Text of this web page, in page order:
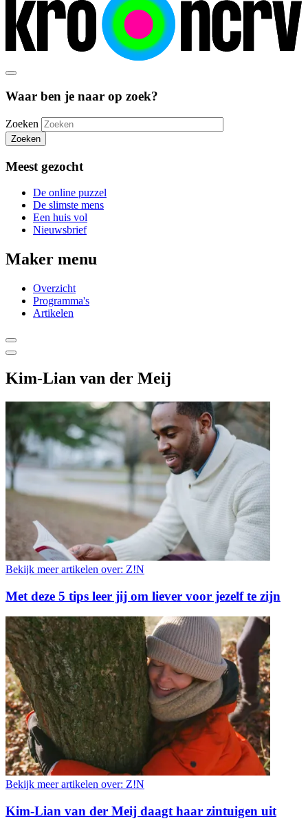
Waar ben je naar op zoek?
Zoeken
Zoeken
Meest gezocht
De online puzzel
De slimste mens
Een huis vol
Nieuwsbrief
Maker menu
Overzicht
Programma's
Artikelen
Kim-Lian van der Meij
Bekijk meer artikelen over: Z!N
Met deze 5 tips leer jij om liever voor jezelf te zijn
Bekijk meer artikelen over: Z!N
Kim-Lian van der Meij daagt haar zintuigen uit